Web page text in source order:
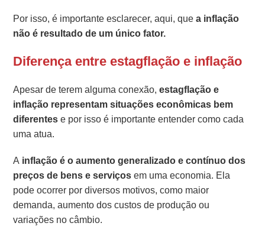
Por isso, é importante esclarecer, aqui, quea inflação
não é resultado de um único fator.
Diferença entre estagflação e inflação
Apesar de terem alguma conexão,estagflação e
inflação representam situações econômicas bem
diferentese por isso é importante entender como cada
uma atua.
A inflação é o aumento generalizado e contínuo dos
preços de bens e serviçosem uma economia. Ela
pode ocorrer por diversos motivos, como maior
demanda, aumento dos custos de produção ou
variações no câmbio.